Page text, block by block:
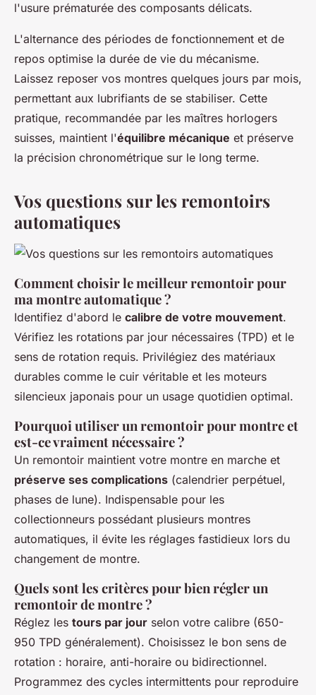
l'usure prématurée des composants délicats.
L'alternance des périodes de fonctionnement et de
repos optimise la durée de vie du mécanisme.
Laissez reposer vos montres quelques jours par mois,
permettant aux lubrifiants de se stabiliser. Cette
pratique, recommandée par les maîtres horlogers
suisses, maintient l'équilibre mécanique et préserve
la précision chronométrique sur le long terme.
Vos questions sur les remontoirs
automatiques
Comment choisir le meilleur remontoir pour
ma montre automatique ?
Identifiez d'abord le calibre de votre mouvement.
Vérifiez les rotations par jour nécessaires (TPD) et le
sens de rotation requis. Privilégiez des matériaux
durables comme le cuir véritable et les moteurs
silencieux japonais pour un usage quotidien optimal.
Pourquoi utiliser un remontoir pour montre et
est-ce vraiment nécessaire ?
Un remontoir maintient votre montre en marche et
préserve ses complications (calendrier perpétuel,
phases de lune). Indispensable pour les
collectionneurs possédant plusieurs montres
automatiques, il évite les réglages fastidieux lors du
changement de montre.
Quels sont les critères pour bien régler un
remontoir de montre ?
Réglez les tours par jour selon votre calibre (650-
950 TPD généralement). Choisissez le bon sens de
rotation : horaire, anti-horaire ou bidirectionnel.
Programmez des cycles intermittents pour reproduire